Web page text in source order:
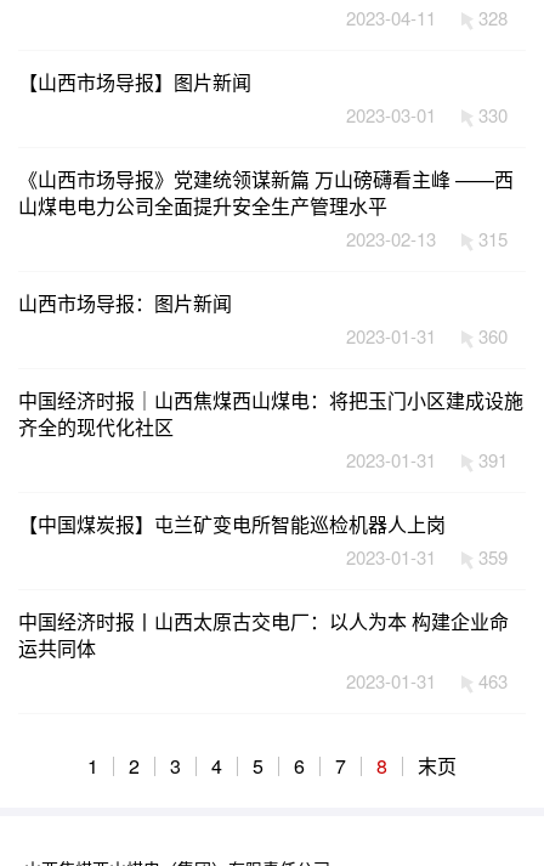
2023-04-11 328
【山西市场导报】图片新闻
2023-03-01 330
《山西市场导报》党建统领谋新篇 万山磅礴看主峰 ——西
山煤电电力公司全面提升安全生产管理水平
2023-02-13 315
山西市场导报：图片新闻
2023-01-31 360
中国经济时报｜山西焦煤西山煤电：将把玉门小区建成设施
齐全的现代化社区
2023-01-31 391
【中国煤炭报】屯兰矿变电所智能巡检机器人上岗
2023-01-31 359
中国经济时报丨山西太原古交电厂：以人为本 构建企业命
运共同体
2023-01-31 463
1 2 3 4 5 6 7 8 末页